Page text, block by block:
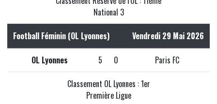
National 3
Football Féminin (OL Lyonnes) Vendredi 29 Mai 2026
OL Lyonnes 5 0 Paris FC
Classement OL Lyonnes : 1er
Première Ligue